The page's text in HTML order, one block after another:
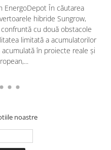
EnergoDepot În căutarea
hibride Sungrow,
cu două obstacole
limitată a acumulatorilor
în proiecte reale și
noastre